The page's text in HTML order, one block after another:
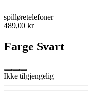
spilløretelefoner
489,00 kr
Farge Svart
Ikke tilgjengelig